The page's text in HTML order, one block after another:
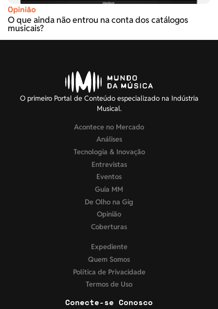
Opinião
O que ainda não entrou na conta dos catálogos
musicais?
O primeiro Portal de Conteúdo especializado na Indústria
Musical.
Acontece no Mercado
Análises
Tecnologia & Inovação
Entrevistas
Eventos
Guia MM
De Olho na Gig
Opinião
Coberturas
Expediente
Quem Somos
Política de Privacidade
Termos de Uso
Conecte-se Conosco